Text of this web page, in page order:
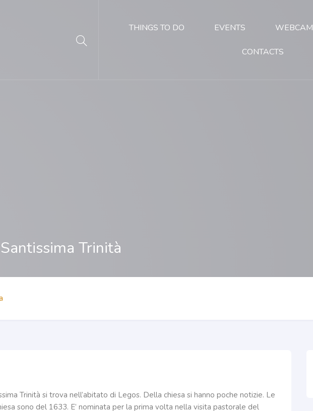
THINGS TO DO EVENTS WEBCAM
CONTACTS
Trinità
Trinità si trova nell’abitato di Legos. Della chiesa si hanno poche notizie. Le
sono del 1633. E’ nominata per la prima volta nella visita pastorale del